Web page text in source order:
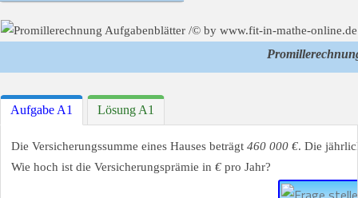
Aufgabe A1 Lösung A1
Die Versicherungssumme eines Hauses beträgt 460 000 €. Die
Wie hoch ist die Versicherungsprämie in € pro Jahr?